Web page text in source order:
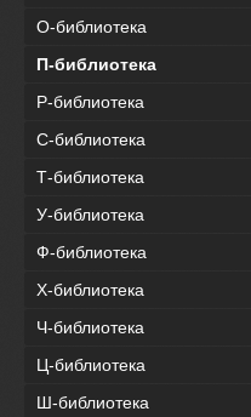
О-библиотека
П-библиотека
Р-библиотека
С-библиотека
Т-библиотека
У-библиотека
Ф-библиотека
Х-библиотека
Ч-библиотека
Ц-библиотека
Ш-библиотека